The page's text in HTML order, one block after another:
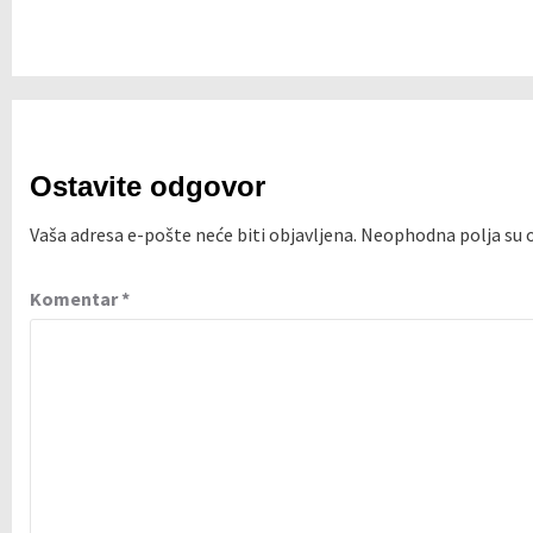
Ostavite odgovor
Vaša adresa e-pošte neće biti objavljena. Neophodna polja su
Komentar*